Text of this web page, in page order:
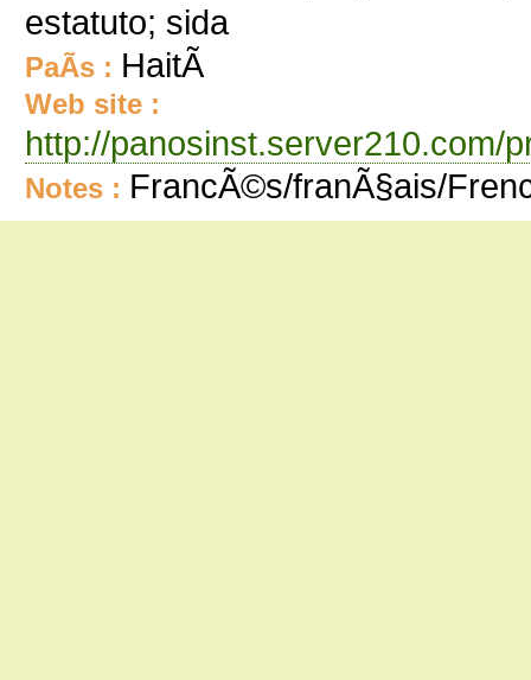
estatuto; sida
PaÃ­s : HaitÃ­
Web site :
http://panosinst.server210.com/
Notes : FrancÃ©s/franÃ§ais/